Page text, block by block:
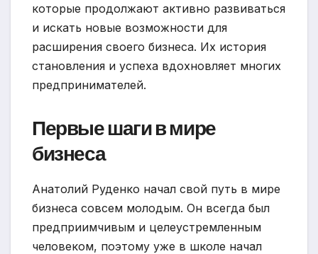
которые продолжают активно развиваться
и искать новые возможности для
расширения своего бизнеса. Их история
становления и успеха вдохновляет многих
предпринимателей.
Первые шаги в мире
бизнеса
Анатолий Руденко начал свой путь в мире
бизнеса совсем молодым. Он всегда был
предприимчивым и целеустремленным
человеком, поэтому уже в школе начал